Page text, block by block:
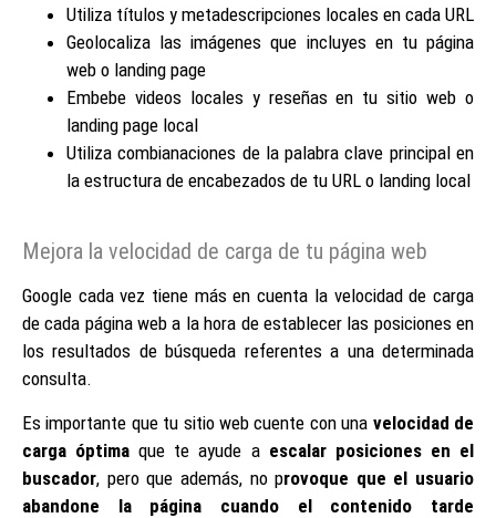
Utiliza títulos y metadescripciones locales en cada URL
Geolocaliza las imágenes que incluyes en tu página
web o landing page
Embebe videos locales y reseñas en tu sitio web o
landing page local
Utiliza combianaciones de la palabra clave principal en
la estructura de encabezados de tu URL o landing local
Mejora la velocidad de carga de tu página web
Google cada vez tiene más en cuenta la velocidad de carga
de cada página web a la hora de establecer las posiciones en
los resultados de búsqueda referentes a una determinada
consulta.
Es importante que tu sitio web cuente con una velocidad de
carga óptima que te ayude a escalar posiciones en el
buscador, pero que además, no provoque que el usuario
abandone la página cuando el contenido tarde